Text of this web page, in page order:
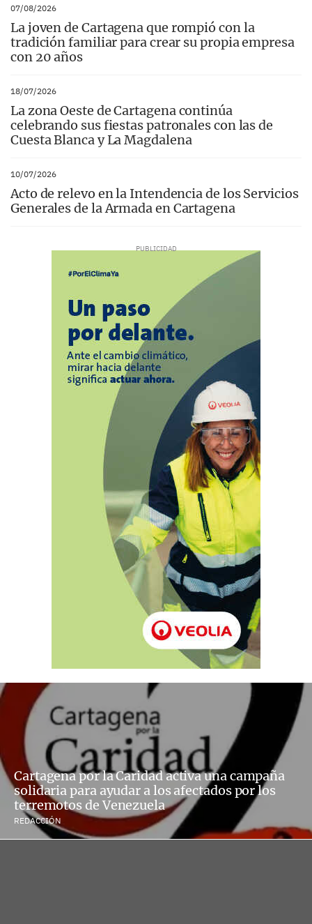
07/08/2026
La joven de Cartagena que rompió con la
tradición familiar para crear su propia empresa
con 20 años
18/07/2026
La zona Oeste de Cartagena continúa
celebrando sus fiestas patronales con las de
Cuesta Blanca y La Magdalena
10/07/2026
Acto de relevo en la Intendencia de los Servicios
Generales de la Armada en Cartagena
Cartagena por la Caridad activa una campaña
solidaria para ayudar a los afectados por los
terremotos de Venezuela
REDACCIÓN